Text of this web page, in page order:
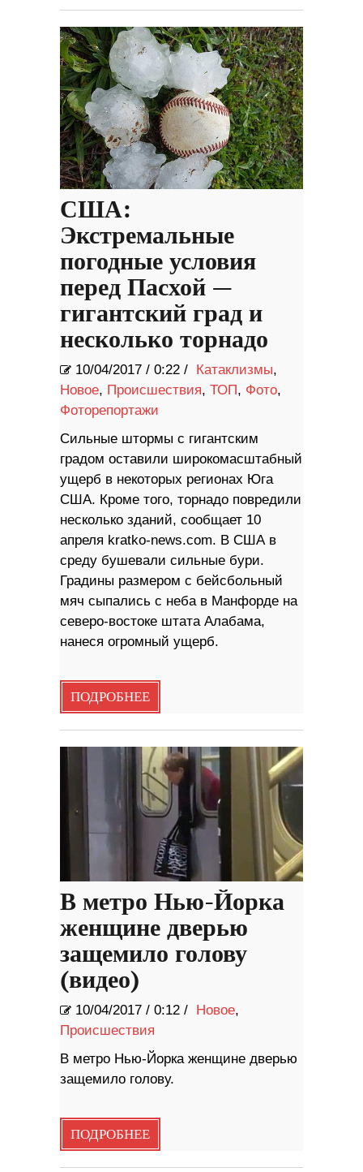
США:
Экстремальные
погодные условия
перед Пасхой —
гигантский град и
несколько торнадо
10/04/2017 / 0:22 / Катаклизмы,
Новое, Происшествия, ТОП, Фото,
Фоторепортажи
Сильные штормы с гигантским
градом оставили широкомасштабный
ущерб в некоторых регионах Юга
США. Кроме того, торнадо повредили
несколько зданий, сообщает 10
апреля kratko-news.com. В США в
среду бушевали сильные бури.
Градины размером с бейсбольный
мяч сыпались с неба в Манфорде на
северо-востоке штата Алабама,
нанеся огромный ущерб.
ПОДРОБНЕЕ
В метро Нью-Йорка
женщине дверью
защемило голову
(видео)
10/04/2017 / 0:12 / Новое,
Происшествия
В метро Нью-Йорка женщине дверью
защемило голову.
ПОДРОБНЕЕ